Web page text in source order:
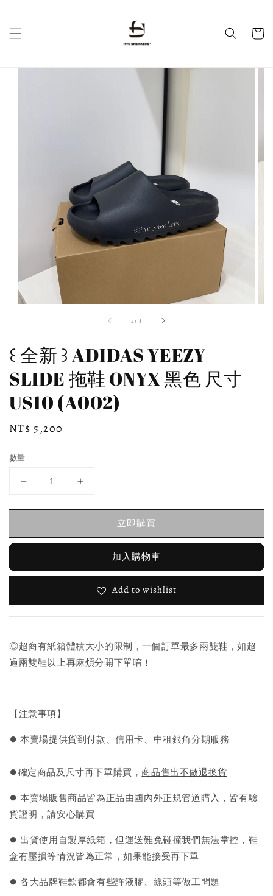
1 / 8
꒰ 全新 ꒱ ADIDAS YEEZY
SLIDE 拖鞋 ONYX 黑色 尺寸
US10 (A002)
Regular
NT$ 5,200
數量
立即購買
加入購物車
Add to wishlist
◎超商有紙箱體積大小的限制，一個訂單最多兩雙鞋，如超
過兩雙鞋以上再麻煩分開下單唷！
【注意事項】
⏺︎ 本賣場提供貨到付款、信用卡、中租銀角分期服務
⏺︎確定商品及尺寸再下單購買，商品售出不做退換貨
⏺︎ 本賣場販售商品皆為正品由國內外正規管道購入，皆有驗
貨證明，請安心購買
⏺︎ 出貨使用自製厚紙箱，但運送難免碰撞我們無法掌控，鞋
盒有壓損等情況皆為正常，如果能接受再下單
⏺︎ 各大品牌鞋款都會有些許液膠、線頭等做工問題